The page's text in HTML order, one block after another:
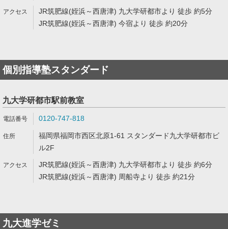
JR筑肥線(姪浜～西唐津) 九大学研都市より 徒歩 約5分
JR筑肥線(姪浜～西唐津) 今宿より 徒歩 約20分
個別指導塾スタンダード
九大学研都市駅前教室
0120-747-818
福岡県福岡市西区北原1-61 スタンダード九大学研都市ビ
ル2F
JR筑肥線(姪浜～西唐津) 九大学研都市より 徒歩 約6分
JR筑肥線(姪浜～西唐津) 周船寺より 徒歩 約21分
九大進学ゼミ